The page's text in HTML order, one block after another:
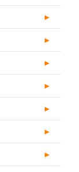
►
►
►
►
►
►
►